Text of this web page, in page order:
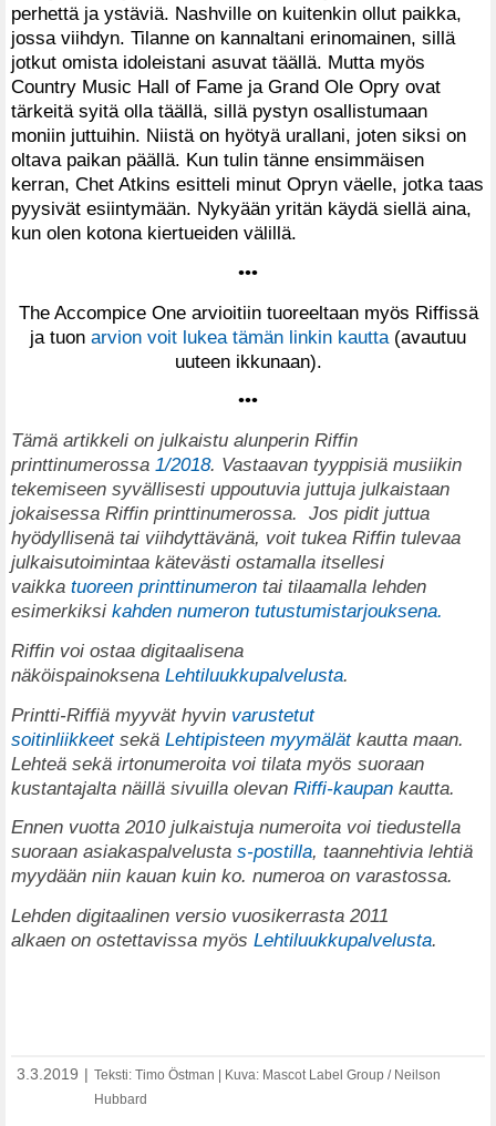
perhettä ja ystäviä. Nashville on kuitenkin ollut paikka,
jossa viihdyn. Tilanne on kannaltani erinomainen, sillä
jotkut omista idoleistani asuvat täällä. Mutta myös
Country Music Hall of Fame ja Grand Ole Opry ovat
tärkeitä syitä olla täällä, sillä pystyn osallistumaan
moniin juttuihin. Niistä on hyötyä urallani, joten siksi on
oltava paikan päällä. Kun tulin tänne ensimmäisen
kerran, Chet Atkins esitteli minut Opryn väelle, jotka taas
pyysivät esiintymään. Nykyään yritän käydä siellä aina,
kun olen kotona kiertueiden välillä.
•••
The Accompice One arvioitiin tuoreeltaan myös Riffissä
ja tuon arvion voit lukea tämän linkin kautta (avautuu
uuteen ikkunaan).
•••
Tämä artikkeli on julkaistu alunperin Riffin
printtinumerossa 1/2018. Vastaavan tyyppisiä musiikin
tekemiseen syvällisesti uppoutuvia juttuja julkaistaan
jokaisessa Riffin printtinumerossa. Jos pidit juttua
hyödyllisenä tai viihdyttävänä, voit tukea Riffin tulevaa
julkaisutoimintaa kätevästi ostamalla itsellesi
vaikka tuoreen printtinumeron tai tilaamalla lehden
esimerkiksi kahden numeron tutustumistarjouksena.
Riffin voi ostaa digitaalisena
näköispainoksena Lehtiluukkupalvelusta.
Printti-Riffiä myyvät hyvin varustetut
soitinliikkeet sekä Lehtipisteen myymälätkautta maan.
Lehteä sekä irtonumeroita voi tilata myös suoraan
kustantajalta näillä sivuilla olevan Riffi-kaupan kautta.
Ennen vuotta 2010 julkaistuja numeroita voi tiedustella
suoraan asiakaspalvelusta s-postilla, taannehtivia lehtiä
myydään niin kauan kuin ko. numeroa on varastossa.
Lehden digitaalinen versio vuosikerrasta 2011
alkaen on ostettavissa myös Lehtiluukkupalvelusta.
3.3.2019
Teksti: Timo Östman | Kuva: Mascot Label Group / Neilson
Hubbard